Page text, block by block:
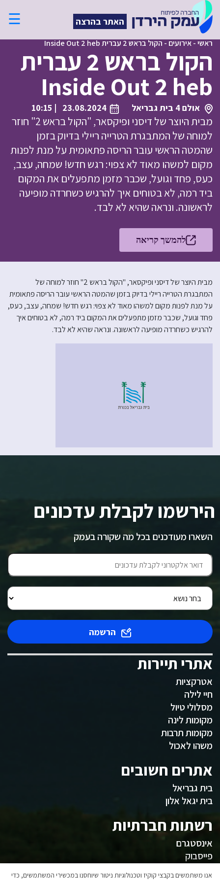
האתר בהרצה ☰
ראשי-אירועים - הקול בראש 2 עברית Inside Out 2 heb
הקול בראש 2 עברית
Inside Out 2 heb
אולם 4 בית גבריאל 23.08.2024
| 10:15
מבית היוצר של דיסני ופיקסאר, "הקול בראש 2" חוזר
למוחה של המתבגרת הטרייה ריילי בדיוק בזמן
שהמטה הראשי עובר הריסה פתאומית על מנת לפנות
מקום למשהו מאוד לא צפוי: רגש חדש! שמחה, עצב,
כעס, פחד וגועל, שכבר מזמן מתפעלים את המקום
ביד רמה, לא בטוחים איך להרגיש כשחרדה מופיעה
לראשונה. ונראה שהיא לא לבד.
להמשך קריאה
מבית היוצר של דיסני ופיקסאר, "הקול בראש 2" חוזר למוחה של
המתבגרת הטרייה ריילי בדיוק בזמן שהמטה הראשי עובר הריסה פתאומית
על מנת לפנות מקום למשהו מאוד לא צפוי: רגש חדש! שמחה, עצב, כעס,
פחד וגועל, שכבר מזמן מתפעלים את המקום ביד רמה, לא בטוחים איך
להרגיש כשחרדה מופיעה לראשונה. ונראה שהיא לא לבד.
הירשמו לקבלת עדכונים
השארו מעודכנים בכל מה שקורה בעמק
הרשמה
אתרי תיירות
אטרקציות
חיי לילה
מסלולי טיול
מקומות לינה
מקומות תרבות
משהו לאכול
אתרים חשובים
בית גבריאל
בית יגאל אלון
רשתות חברתיות
אינסטגרם
פייסבוק
אנו משתמשים בקבצי קוקיז וטכנולוגיות ניטור שיוחסנו במכשירי המשתמשים, כדי